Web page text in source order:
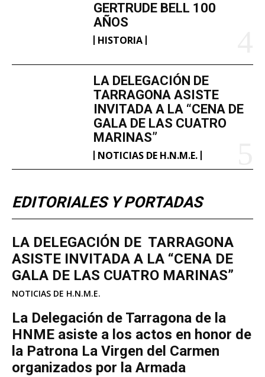
GERTRUDE BELL 100
AÑOS
HISTORIA
LA DELEGACIÓN DE
TARRAGONA ASISTE
INVITADA A LA “CENA DE
GALA DE LAS CUATRO
MARINAS”
NOTICIAS DE H.N.M.E.
EDITORIALES Y PORTADAS
LA DELEGACIÓN DE TARRAGONA
ASISTE INVITADA A LA “CENA DE
GALA DE LAS CUATRO MARINAS”
NOTICIAS DE H.N.M.E.
La Delegación de Tarragona de la
HNME asiste a los actos en honor de
la Patrona La Virgen del Carmen
organizados por la Armada